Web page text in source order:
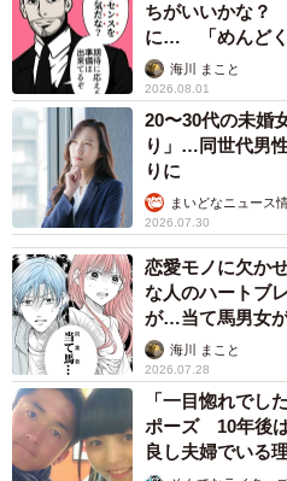
ーー母親に鍵を渡した女性は
しょうか？
白秋：僕が勤めていたラブホテ
いようになっており、母親は
んで行きました。娘からは母親
の男と笑顔でラブホテルに入る
ばらく元気なくしょんぼりし
じホテルで働いていると聞いて
ーー白秋さんも以前、交際され
たということですが、ラブホ
は多いのでしょうか？立地な
うか？
ちがいいかな？
に… 「めんどく
る寂しさ【漫画】
海川 まこと
2026.08.01
20〜30代の未婚
り」…同世代男
りに
まいどなニュース
2026.07.30
恋愛モノに欠か
な人のハートブ
が…当て馬男女が
海川 まこと
2026.07.28
「一目惚れでし
ポーズ 10年後
良し夫婦でいる